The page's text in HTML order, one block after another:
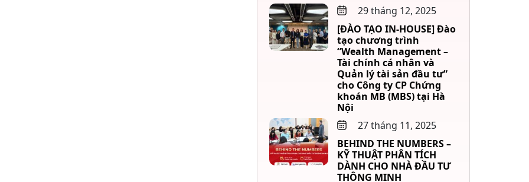
29 tháng 12, 2025
[ĐÀO TẠO IN-HOUSE] Đào
tạo chương trình
“Wealth Management –
Tài chính cá nhân và
Quản lý tài sản đầu tư”
cho Công ty CP Chứng
khoán MB (MBS) tại Hà
Nội
27 tháng 11, 2025
BEHIND THE NUMBERS –
KỸ THUẬT PHÂN TÍCH
DÀNH CHO NHÀ ĐẦU TƯ
THÔNG MINH